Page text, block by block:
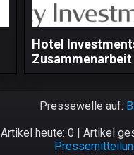
Hotel
Pressewelle auf:
Artikel heute: 0 | Artikel